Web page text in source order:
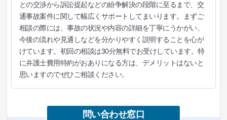
との交渉から訴訟提起などの紛争解決の段階に至るまで、交
通事故案件に関して幅広くサポートしてまいります。まずご
相談の際には、事故の状況や内容の詳細を丁寧にうかがい、
今後の流れや見通しなどを分かりやすく説明することを心が
けています。初回の相談は30分無料でお受けしています。特
に弁護士費用特約がおありになる方は、デメリットはないと
思いますのでぜひご相談ください。
問い合わせ窓口